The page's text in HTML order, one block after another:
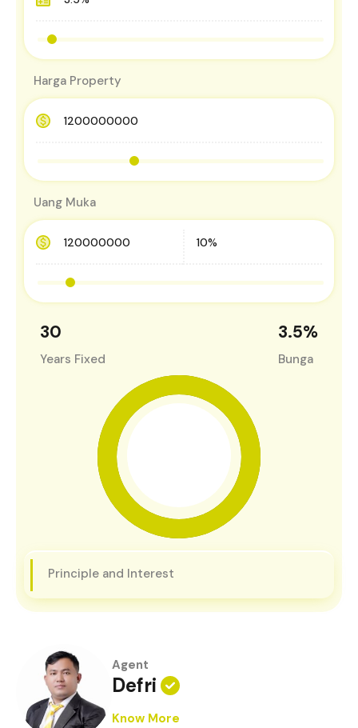
Harga Property
Uang Muka
30
Years Fixed
3.5%
Bunga
Principle and Interest
Agent
Defri
Know More